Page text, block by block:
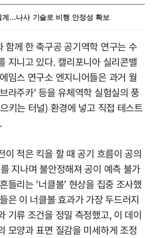
계…나사 기술로 비행 안정성 확보
함께 한 축구공 공기역학 연구는 수
지니고 있다. 캘리포니아 실리콘밸
임스 연구소 엔지니어들은 과거 월
라주카' 등을 유체역학 실험실의 풍
키는 터널) 환경에 넣고 직접 테스트
이 적은 킥을 할 때 공기 흐름이 공의
지나며 불안정해져 공이 예측 불가
들리는 '너클볼' 현상을 집중 조사했
은 이 너클볼 효과가 가장 두드러지
기류 조건을 정밀 측정했고, 이 데이
모양과 표면 질감을 미세하게 조정